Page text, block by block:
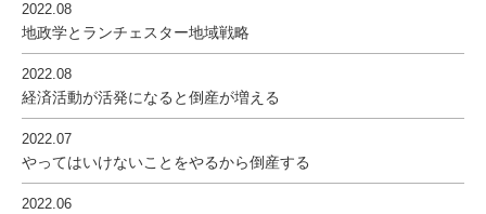
2022.08
地政学とランチェスター地域戦略
2022.08
経済活動が活発になると倒産が増える
2022.07
やってはいけないことをやるから倒産する
2022.06